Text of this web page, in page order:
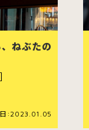
ねぶたの
:2023.01.05